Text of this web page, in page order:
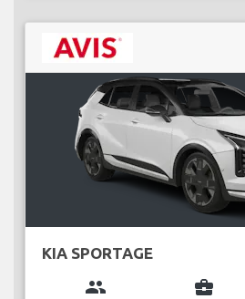
KIA SPORTAGE
group business_center